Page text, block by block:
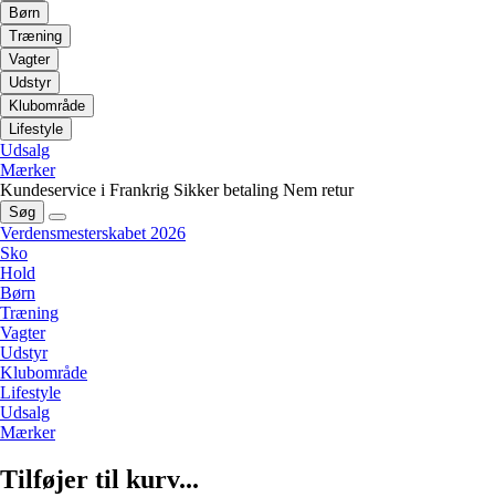
Børn
Træning
Vagter
Udstyr
Klubområde
Lifestyle
Udsalg
Mærker
Kundeservice i Frankrig Sikker betaling Nem retur
Søg
Verdensmesterskabet 2026
Sko
Hold
Børn
Træning
Vagter
Udstyr
Klubområde
Lifestyle
Udsalg
Mærker
Tilføjer til kurv...